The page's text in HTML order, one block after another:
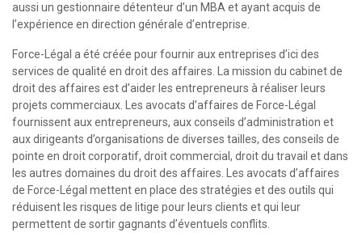
aussi un gestionnaire détenteur d’un MBA et ayant acquis de
l’expérience en direction générale d’entreprise.
Force-Légal a été créée pour fournir aux entreprises d’ici des
services de qualité en droit des affaires. La mission du cabinet de
droit des affaires est d’aider les entrepreneurs à réaliser leurs
projets commerciaux. Les avocats d’affaires de Force-Légal
fournissent aux entrepreneurs, aux conseils d’administration et
aux dirigeants d’organisations de diverses tailles, des conseils de
pointe en droit corporatif, droit commercial, droit du travail et dans
les autres domaines du droit des affaires. Les avocats d’affaires
de Force-Légal mettent en place des stratégies et des outils qui
réduisent les risques de litige pour leurs clients et qui leur
permettent de sortir gagnants d’éventuels conflits.